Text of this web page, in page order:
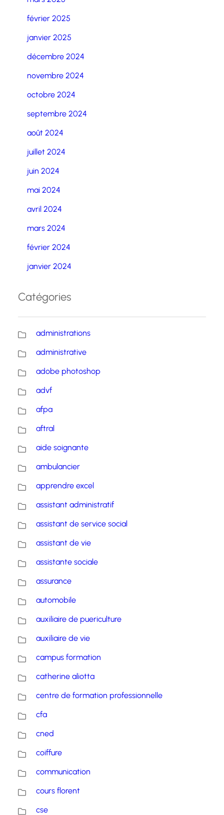
février 2025
janvier 2025
décembre 2024
novembre 2024
octobre 2024
septembre 2024
août 2024
juillet 2024
juin 2024
mai 2024
avril 2024
mars 2024
février 2024
janvier 2024
Catégories
administrations
administrative
adobe photoshop
advf
afpa
aftral
aide soignante
ambulancier
apprendre excel
assistant administratif
assistant de service social
assistant de vie
assistante sociale
assurance
automobile
auxiliaire de puericulture
auxiliaire de vie
campus formation
catherine aliotta
centre de formation professionnelle
cfa
cned
coiffure
communication
cours florent
cse